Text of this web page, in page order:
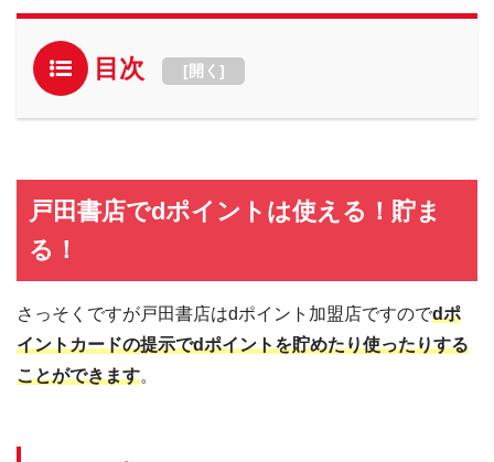
目次 [開く ]
戸田書店でdポイントは使える！貯ま
る！
さっそくですが戸田書店はdポイント加盟店ですのでdポ
イントカードの提示でdポイントを貯めたり使ったりする
ことができます。